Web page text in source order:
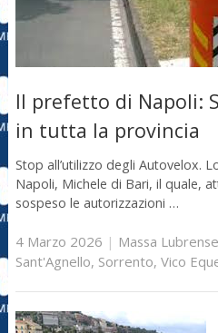
Il prefetto di Napoli:
in tutta la provincia
Stop all’utilizzo degli Autovelox.
Napoli, Michele di Bari, il quale,
sospeso le autorizzazioni …
4 Marzo 2026 | Massa Lubrense
Sant'Agnello, Sorrento, Vico